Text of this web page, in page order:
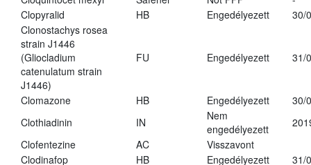
Clopyralid
HB Engedélyezett
30/
Clonostachys rosea
strain J1446
(Gliocladium
catenulatum strain
J1446)
FU Engedélyezett 31/
Clomazone HB Engedélyezett
30/
Clothiadinin
IN
Nem
engedélyezett
Clofentezine
AC
Visszavont
Clodinafop
HB Engedélyezett 31/